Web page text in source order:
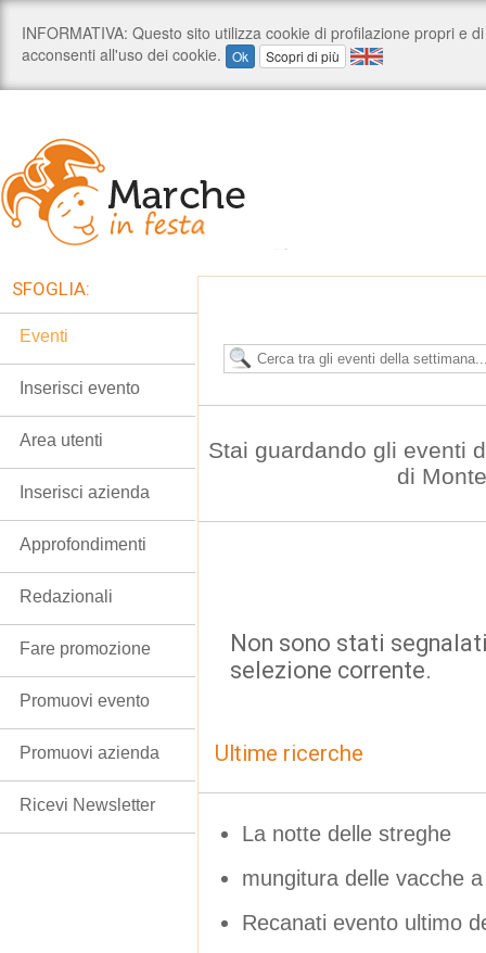
Stai guardando gli eventi
di
Non sono stati
selezione corrente.
Ultime ricerche
La notte delle streghe
mungitura delle vacche
Recanati evento ultimo
SFOGLIA:
Eventi
Inserisci evento
Area utenti
Inserisci azienda
Approfondimenti
Redazionali
Fare promozione
Promuovi evento
Promuovi azienda
Ricevi Newsletter